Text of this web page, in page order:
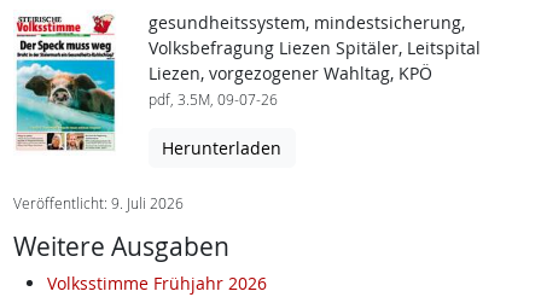
gesundheitssystem, mindestsicherung,
Volksbefragung Liezen Spitäler, Leitspital
Liezen, vorgezogener Wahltag, KPÖ
pdf, 3.5M, 09-07-26
Herunterladen
Veröffentlicht: 9. Juli 2026
Weitere Ausgaben
Volksstimme Frühjahr 2026